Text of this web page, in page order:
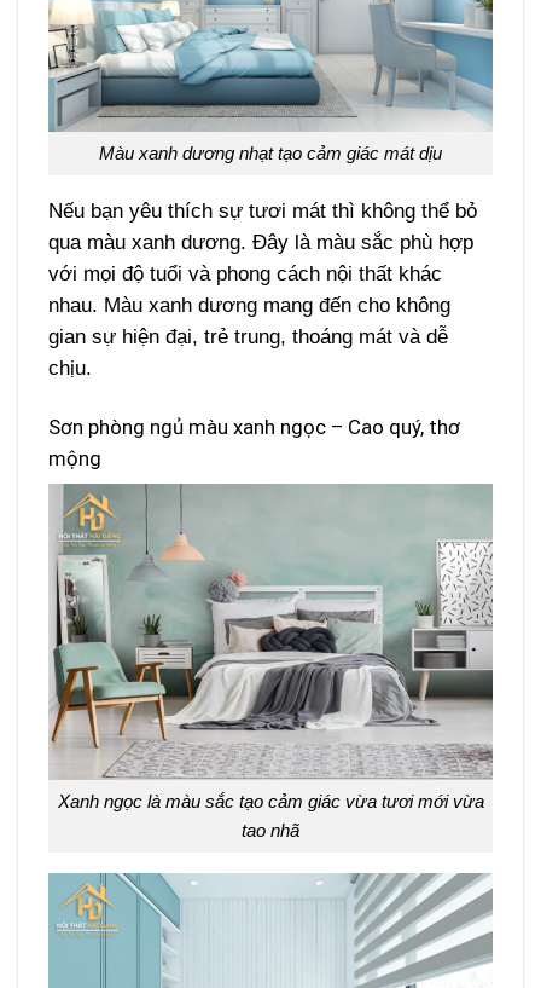
Màu xanh dương nhạt tạo cảm giác mát dịu
Nếu bạn yêu thích sự tươi mát thì không thể bỏ
qua màu xanh dương. Đây là màu sắc phù hợp
với mọi độ tuổi và phong cách nội thất khác
nhau. Màu xanh dương mang đến cho không
gian sự hiện đại, trẻ trung, thoáng mát và dễ
chịu.
Sơn phòng ngủ màu xanh ngọc – Cao quý, thơ
mộng
Xanh ngọc là màu sắc tạo cảm giác vừa tươi mới vừa
tao nhã